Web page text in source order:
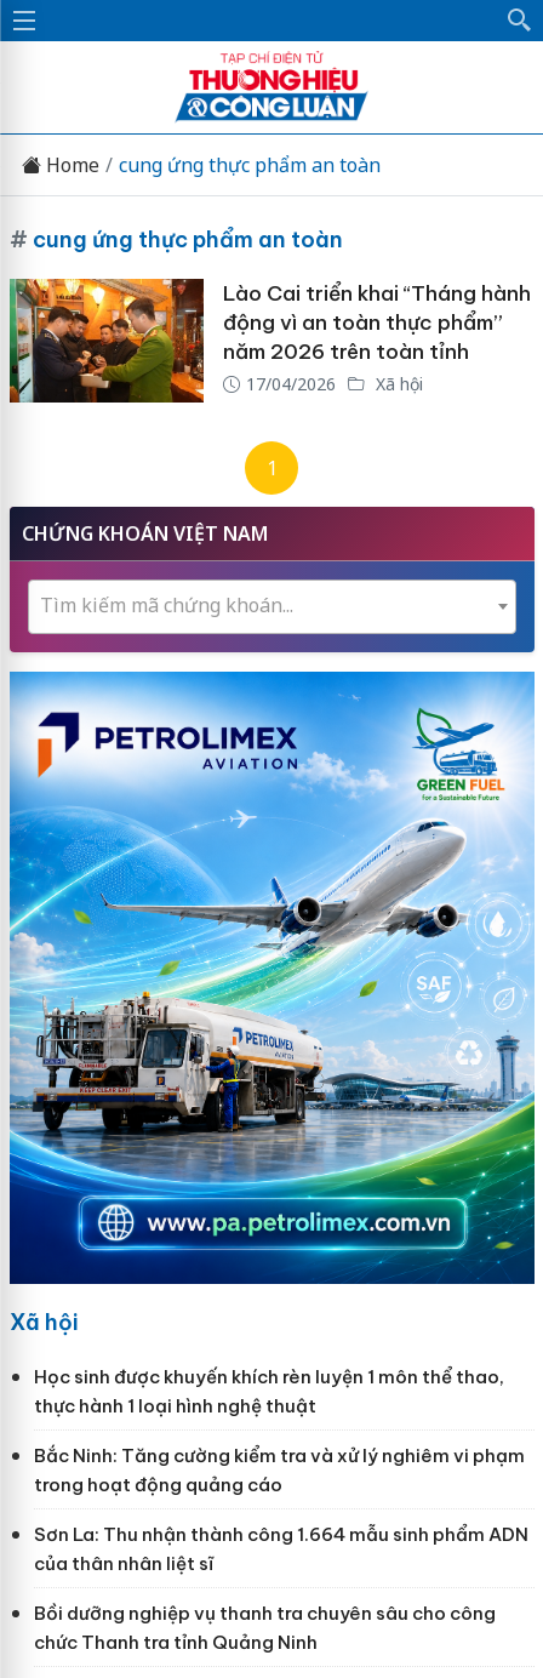
Home cung ứng thực phẩm an toàn
# cung ứng thực phẩm an toàn
Lào Cai triển khai “Tháng hành
động vì an toàn thực phẩm”
năm 2026 trên toàn tỉnh
17/04/2026 Xã hội
1
CHỨNG KHOÁN VIỆT NAM
Tìm kiếm mã chứng khoán...
Xã hội
Học sinh được khuyến khích rèn luyện 1 môn thể thao,
thực hành 1 loại hình nghệ thuật
Bắc Ninh: Tăng cường kiểm tra và xử lý nghiêm vi phạm
trong hoạt động quảng cáo
Sơn La: Thu nhận thành công 1.664 mẫu sinh phẩm ADN
của thân nhân liệt sĩ
Bồi dưỡng nghiệp vụ thanh tra chuyên sâu cho công
chức Thanh tra tỉnh Quảng Ninh